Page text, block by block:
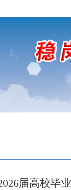
届高校毕